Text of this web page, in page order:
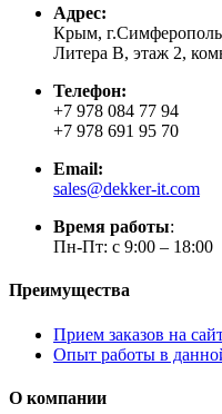
Адрес:
Крым,
Литера В, этаж 2,
Телефон:
+7 978 084 77 94
+7 978 691 95 70
Email:
sales@dekker-it.com
Время работы:
Пн-Пт: с 9:00 – 18:00
Преимущества
Прием заказов на
Опыт работы в
О компании